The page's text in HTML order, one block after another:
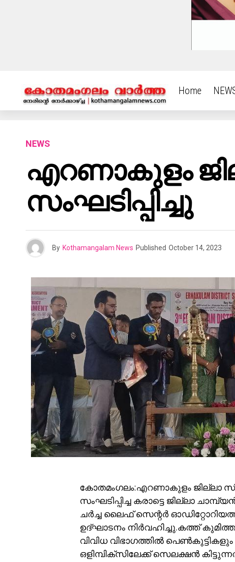
Home
NEWS
എറണാകുളം
സംഘടിപ്പിച്ചു
By Kothamangalam News Published October 14, 2023
കോതമംഗലം:എറണാകുളം ജില്ലാ
സംഘടിപ്പിച്ച കരാട്ടെ ജില്ലാ
ചർച്ച ലൈഫ് സെന്റർ
ഉദ്ഘാടനം നിർവഹിച്ചു.കത്ത്
വിവിധ വിഭാഗത്തിൽ
ഒളിമ്പിക്സിലേക്ക് സെലക്ഷൻ